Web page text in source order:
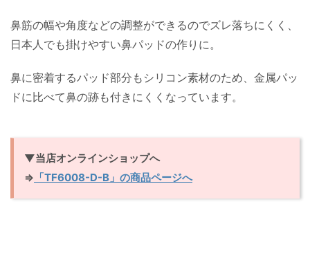
鼻筋の幅や角度などの調整ができるのでズレ落ちにくく、
日本人でも掛けやすい鼻パッドの作りに。
鼻に密着するパッド部分もシリコン素材のため、金属パッ
ドに比べて鼻の跡も付きにくくなっています。
▼当店オンラインショップへ
⇒ 「TF6008-D-B」の商品ページへ